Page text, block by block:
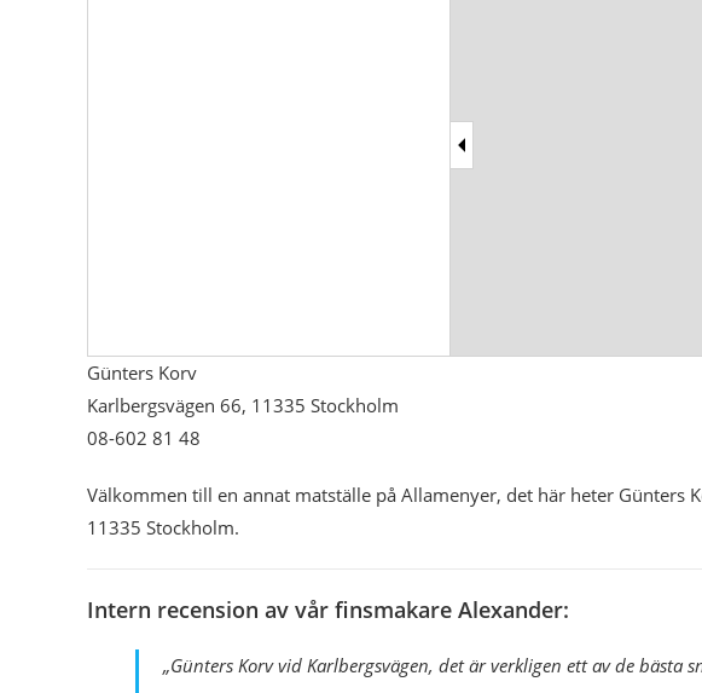
Günters Korv
Karlbergsvägen 66, 11335 Stockholm
08-602 81 48
Välkommen till en annat matställe på Allamenyer, det här heter Günters
11335 Stockholm.
Intern recension av vår finsmakare Alexander:
„Günters Korv vid Karlbergsvägen, det är verkligen ett av de bästa